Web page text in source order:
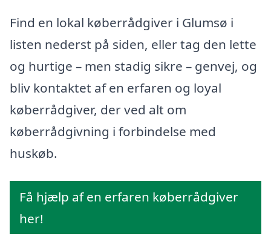
Find en lokal køberrådgiver i Glumsø i
listen nederst på siden, eller tag den lette
og hurtige – men stadig sikre – genvej, og
bliv kontaktet af en erfaren og loyal
køberrådgiver, der ved alt om
køberrådgivning i forbindelse med
huskøb.
Få hjælp af en erfaren køberrådgiver
her!